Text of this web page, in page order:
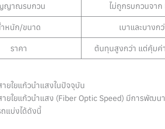
ญาณรบกวน ไม่ถูกรบกวนจาก
หนัก/ขนาด เบาและบางก
ราคา ต้นทุนสูงกว่า แต่คุ้มค่า
ายใยแก้วนำแสงในปัจจุบัน
ายใยแก้วนำแสง (Fiber Optic Speed) มีการพัฒ
แบ่งได้ดังนี้